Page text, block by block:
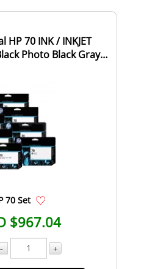
70 INK / INKJET
Photo Black Gray
70 Set
$967.04
- +